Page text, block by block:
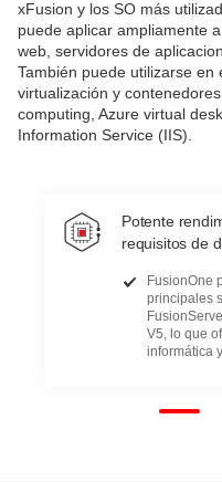
xFusion y los SO más
puede aplicar ampliamente
web, servidores de
También puede utilizarse en
virtualización y
computing, Azure virtual
Information Service (IIS).
Potente
requisitos de
FusionOne
principales
V5, lo que
informática